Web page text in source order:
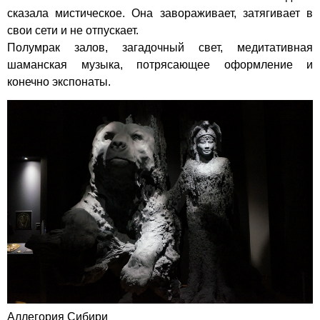
сказала мистическое. Она завораживает, затягивает в
свои сети и не отпускает.
Полумрак залов, загадочный свет, медитативная
шаманская музыка, потрясающее оформление и
конечно экспонаты.
Аллегория Сибири